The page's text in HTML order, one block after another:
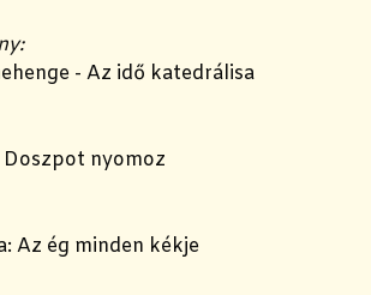
- Az idő katedrálisa
nyomoz
Az ég minden kékje